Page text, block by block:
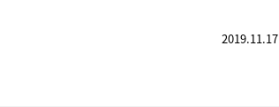
2019.11.17